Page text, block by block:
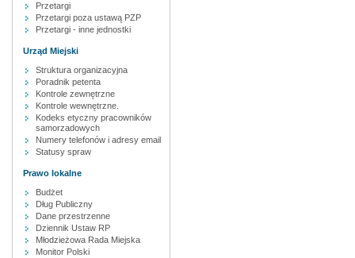
Przetargi
Przetargi poza ustawą PZP
Przetargi - inne jednostki
Urząd Miejski
Struktura organizacyjna
Poradnik petenta
Kontrole zewnętrzne
Kontrole wewnętrzne.
Kodeks etyczny pracowników
samorzadowych
Numery telefonów i adresy email
Statusy spraw
Prawo lokalne
Budżet
Dług Publiczny
Dane przestrzenne
Dziennik Ustaw RP
Młodzieżowa Rada Miejska
Monitor Polski